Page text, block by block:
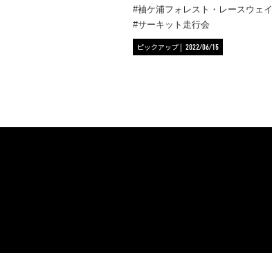
袖ケ浦フォレスト・レースウェイ
サーキット走行会
ピックアップ 2022/06/15